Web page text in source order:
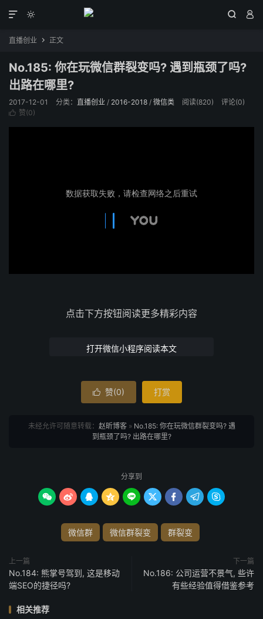
  

直播创业  正文
No.185: 你在玩微信群裂变吗? 遇到瓶颈了吗?
出路在哪里?
2017-12-01 分类： 直播创业 / 2016-2018 / 微信类 阅读(820) 评论(0)
 赞(0)
点击下方按钮阅读更多精彩内容
打开微信小程序阅读本文
 赞(0) 打赏
未经允许可随意转载： 赵昕博客» No.185: 你在玩微信群裂变吗? 遇
到瓶颈了吗? 出路在哪里?
分享到
        
微信群 微信群裂变 群裂变
上一篇
No.184: 熊掌号驾到, 这是移动
端SEO的捷径吗?
下一篇
No.186: 公司运营不景气, 些许
有些经验值得借鉴参考
相关推荐